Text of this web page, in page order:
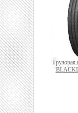
Грузовая